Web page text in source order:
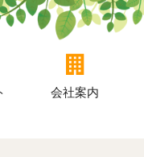
会社案内